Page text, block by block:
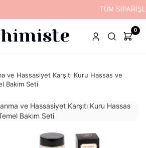
TÜM
0
ve Hassasiyet Karşıtı Kuru Hassas ve
Bakım Seti